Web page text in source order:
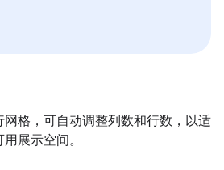
格，可自动调整列数和行数，以适
展示空间。